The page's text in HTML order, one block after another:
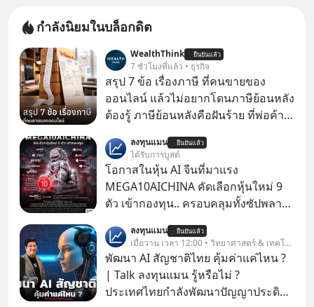
กำลังนิยมในบล็อกดิต
WealthThink ยืนยันแล้ว
7 ชั่วโมงที่แล้ว • ธุรกิจ
สรุป 7 ข้อ เรื่องภาษี ที่คนขายของ
ออนไลน์ แล้วไม่อยากโดนภาษีย้อนหลัง
ต้องรู้ ภาษีย้อนหลังคือฝันร้าย ที่พ่อค้า
ลงทุนแมน ยืนยันแล้ว
ได้รับการบูสต์
โอกาสในหุ้น AI จีนที่มาแรง
MEGA10AICHINA คัดเลือกหุ้นใหม่ 9
ตัว เข้ากองทุน.. ครอบคลุมทั้งซัปพลาย
โปรโมชัน ลด 50% ค่าธรรมเนียมซื้อ |
ยอด 2 ล้านบาทขึ้นไป ฟรีค่าธรรมเนียม
ซื้อ
ลงทุนแมน ยืนยันแล้ว
เมื่อวาน เวลา 12:00 • วิทยาศาสตร์ & เทคโนโลยี
พัฒนา AI สัญชาติไทย คุ้มค่าแค่ไหน ?
| Talk ลงทุนแมน รู้หรือไม่ ?
ประเทศไทยกำลังพัฒนาปัญญาประดิษฐ์